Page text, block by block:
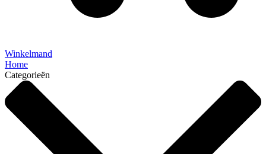
Winkelmand
Home
Categorieën